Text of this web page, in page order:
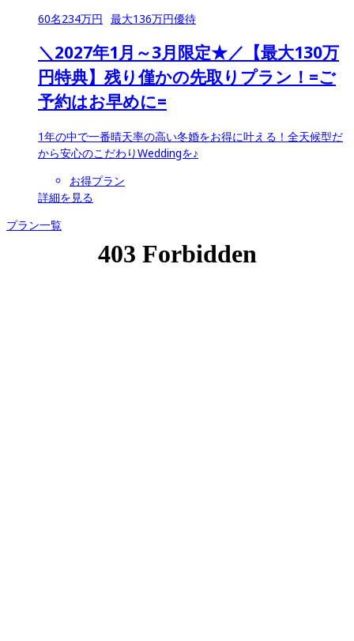
60名234万円 最大136万円優待
＼2027年1月～3月限定★／【最大130万
円特典】残り僅かの先取りプラン！=ご
予約はお早めに=
1年の中で一番晴天率の高い冬婚をお得に叶える！全天候型だ
から安心のこだわりWeddingを♪
お得プラン
詳細を見る
プラン一覧